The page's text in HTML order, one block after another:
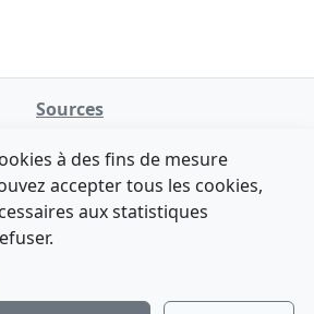
Sources
data.gouv.fr
- API
Contact
Store
Tchap
découvert NATINFo ?
(500 caractères max).
à des fins de mesure
accepter tous les cookies,
aux statistiques